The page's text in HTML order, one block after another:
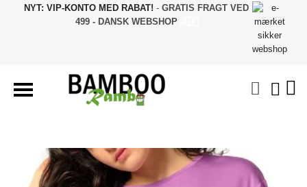
NYT: VIP-KONTO MED RABAT! - GRATIS FRAGT VED
499 - DANSK WEBSHOP